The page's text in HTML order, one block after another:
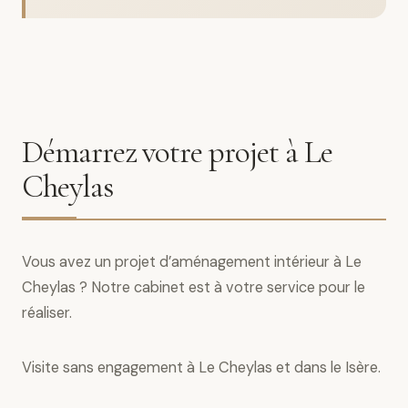
Démarrez votre projet à Le
Cheylas
Vous avez un projet d’aménagement intérieur à Le
Cheylas ? Notre cabinet est à votre service pour le
réaliser.
Visite sans engagement à Le Cheylas et dans le Isère.